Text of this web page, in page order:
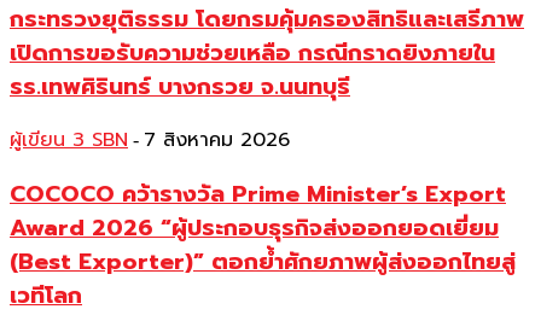
กระทรวงยุติธรรม โดยกรมคุ้มครองสิทธิและเสรีภาพ
เปิดการขอรับความช่วยเหลือ กรณีกราดยิงภายใน
รร.เทพศิรินทร์ บางกรวย จ.นนทบุรี
ผู้เขียน 3 SBN - 7 สิงหาคม 2026
COCOCO คว้ารางวัล Prime Minister’s Export
Award 2026 “ผู้ประกอบธุรกิจส่งออกยอดเยี่ยม
(Best Exporter)” ตอกย้ำศักยภาพผู้ส่งออกไทยสู่
เวทีโลก